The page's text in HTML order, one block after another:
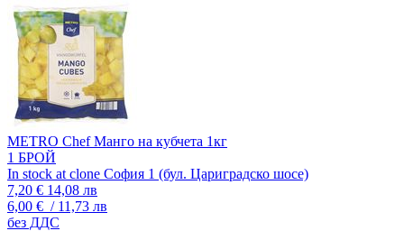
METRO Chef Манго на кубчета 1кг
1 БРОЙ
In stock at clone София 1 (бул. Цариградско шосе)
7,20 € 14,08 лв
6,00 € / 11,73 лв
без ДДС